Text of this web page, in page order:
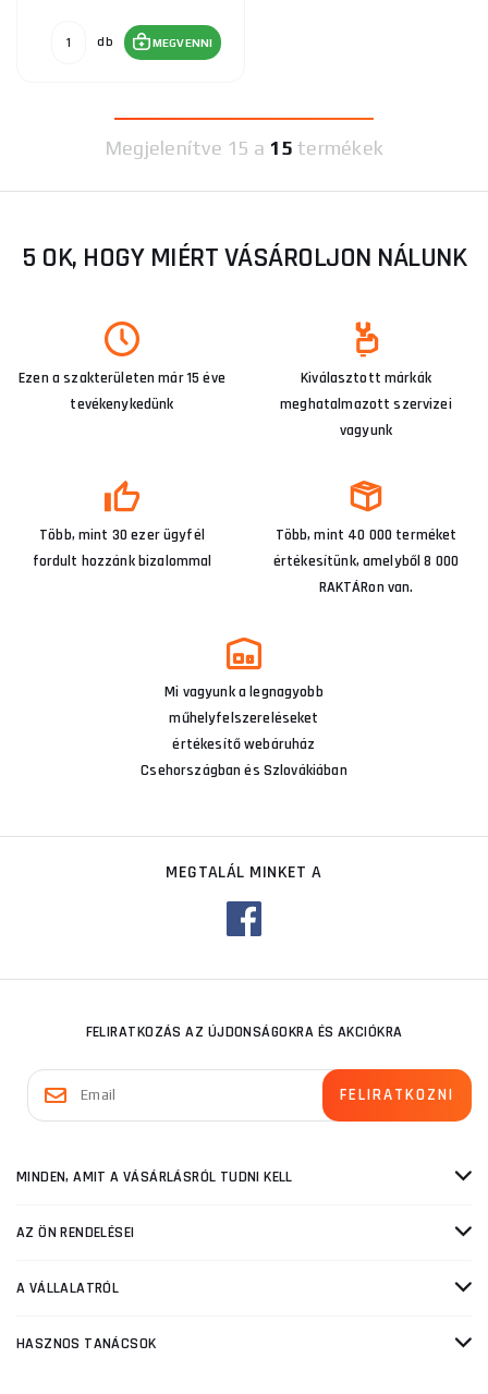
db MEGVENNI
Megjelenítve 15 a 15termékek
5 OK, HOGY MIÉRT VÁSÁROLJON NÁLUNK
Ezen a szakterületen már 15 éve
tevékenykedünk
Kiválasztott márkák
meghatalmazott szervizei
vagyunk
Több, mint 30 ezer ügyfél
fordult hozzánk bizalommal
Több, mint 40 000 terméket
értékesítünk, amelyből 8 000
RAKTÁRon van.
Mi vagyunk a legnagyobb
műhelyfelszereléseket
értékesítő webáruház
Csehországban és Szlovákiában
MEGTALÁL MINKET A
FELIRATKOZÁS AZ ÚJDONSÁGOKRA ÉS AKCIÓKRA
MINDEN, AMIT A VÁSÁRLÁSRÓL TUDNI KELL
AZ ÖN RENDELÉSEI
A VÁLLALATRÓL
HASZNOS TANÁCSOK